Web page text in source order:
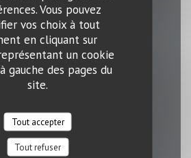
Vous pouvez
vos choix à tout
en cliquant sur
un cookie
gauche des pages du
site.
Tout accepter
Tout refuser
Lundi
14h00 • 18h00 - 23h00
Mar- Jeu
11h30 - 23h00
Vendredi
11h30 - 01h00